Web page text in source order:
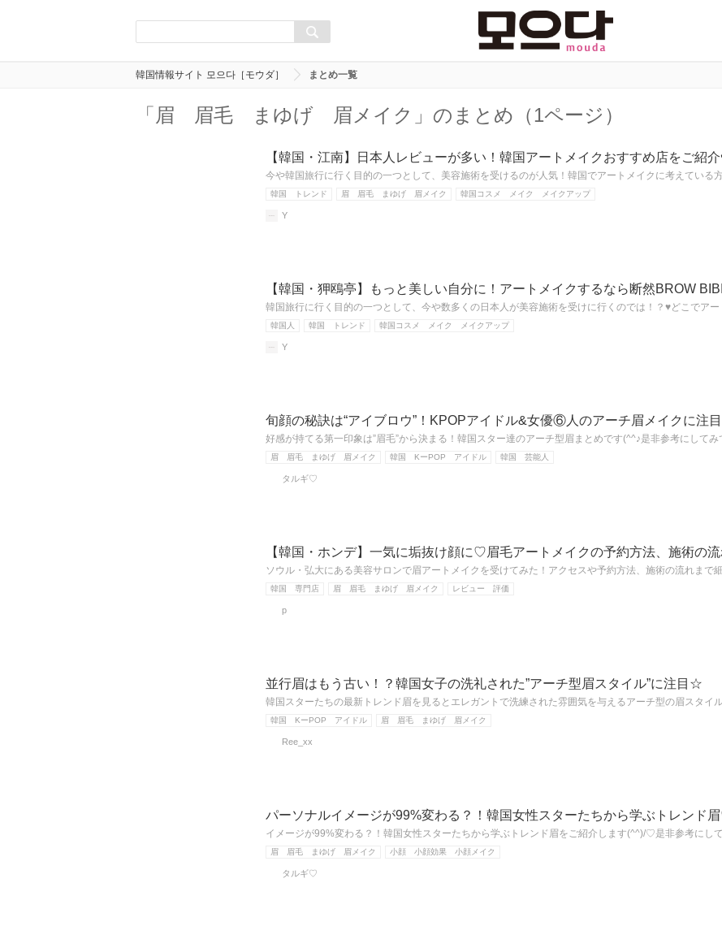
韓国情報サイト 모으다［モウダ］ まとめ一覧
「眉 眉毛 まゆげ 眉メイク」のまとめ（1ページ）
【韓国・江南】日本人レビューが多い！韓国アートメイクおすすめ店をご紹
今や韓国旅行に行く目的の一つとして、美容施術を受けるのが人気！韓国でアートメイクに考えてい
韓国 トレンド 眉 眉毛 まゆげ 眉メイク 韓国コスメ メイク メイクアップ
Y
【韓国・狎鴎亭】もっと美しい自分に！アートメイクするなら断然BROW
韓国旅行に行く目的の一つとして、今や数多くの日本人が美容施術を受けに行くのでは！？♥どこでア
韓国人 韓国 トレンド 韓国コスメ メイク メイクアップ
Y
旬顔の秘訣は“アイブロウ”！KPOPアイドル&女優⑥人のアーチ眉メイクに注
好感が持てる第一印象は”眉毛”から決まる！韓国スター達のアーチ型眉まとめです(^^♪是非参考にしてみ
眉 眉毛 まゆげ 眉メイク 韓国 KーPOP アイドル 韓国 芸能人
タルギ♡
【韓国・ホンデ】一気に垢抜け顔に♡眉毛アートメイクの予約方法、施術の
ソウル・弘大にある美容サロンで眉アートメイクを受けてみた！アクセスや予約方法、施術の流れまで
韓国 専門店 眉 眉毛 まゆげ 眉メイク レビュー 評価
p
並行眉はもう古い！？韓国女子の洗礼された”アーチ型眉スタイル”に注目☆
韓国スターたちの最新トレンド眉を見るとエレガントで洗練された雰囲気を与えるアーチ型の眉スタ
韓国 KーPOP アイドル 眉 眉毛 まゆげ 眉メイク
Ree_xx
パーソナルイメージが99%変わる？！韓国女性スターたちから学ぶトレンド
イメージが99%変わる？！韓国女性スターたちから学ぶトレンド眉をご紹介します(^^)/♡是非参考にし
眉 眉毛 まゆげ 眉メイク 小顔 小顔効果 小顔メイク
タルギ♡